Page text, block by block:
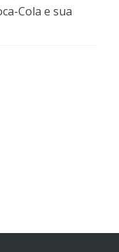
Cola e sua